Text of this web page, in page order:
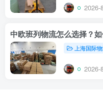
2026-
中欧班列物流怎么选择？
上海国际
2026-